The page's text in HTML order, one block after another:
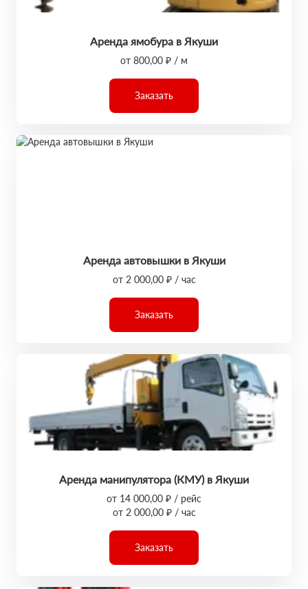
Аренда ямобура в Якуши
от 800,00 ₽ / м
Заказать
Аренда автовышки в Якуши
от 2 000,00 ₽ / час
Заказать
Аренда манипулятора (КМУ) в Якуши
от 14 000,00 ₽ / рейс
от 2 000,00 ₽ / час
Заказать